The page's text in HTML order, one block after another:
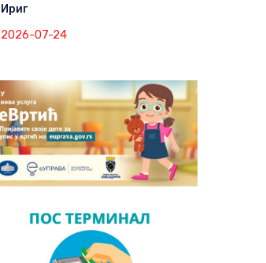
Ириг
2026-07-24